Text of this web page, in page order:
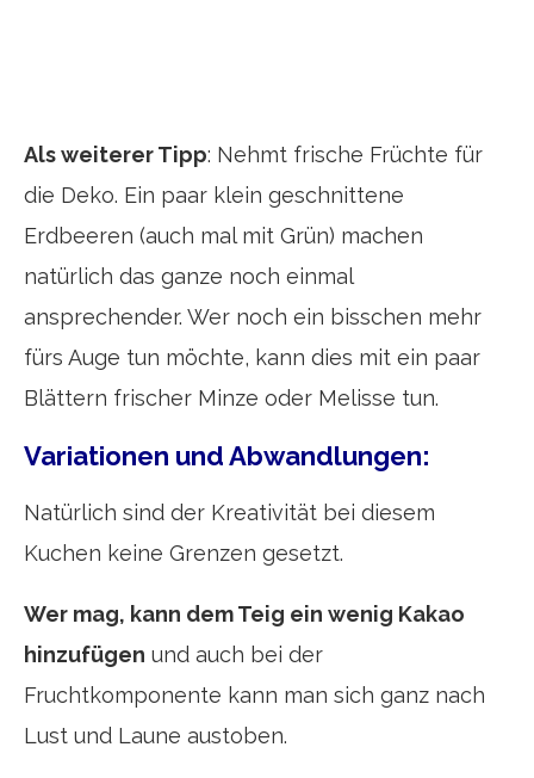
Als weiterer Tipp: Nehmt frische Früchte für
die Deko. Ein paar klein geschnittene
Erdbeeren (auch mal mit Grün) machen
natürlich das ganze noch einmal
ansprechender. Wer noch ein bisschen mehr
fürs Auge tun möchte, kann dies mit ein paar
Blättern frischer Minze oder Melisse tun.
Variationen und Abwandlungen:
Natürlich sind der Kreativität bei diesem
Kuchen keine Grenzen gesetzt.
Wer mag, kann dem Teig ein wenig Kakao
hinzufügen und auch bei der
Fruchtkomponente kann man sich ganz nach
Lust und Laune austoben.